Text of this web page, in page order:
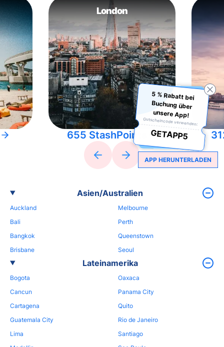
London
655 StashPoints
Asien/Australien
Auckland
Bali
Bangkok
Brisbane
Melbourne
Perth
Queenstown
Seoul
Lateinamerika
Bogota
Cancun
Cartagena
Guatemala City
Lima
Oaxaca
Panama City
Quito
Rio de Janeiro
Santiago
5 % Rabatt bei
Buchung über
unsere App!
Gutscheincode verwenden:
GETAPP5
APP HERUNTERLADEN